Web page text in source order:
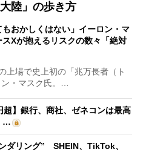
陸」の歩き方
もおかしくはない」イーロン・マ
スXが抱えるリスクの数々「絶対
場で史上初の「兆万長者（ト
・マスク氏。…
超】銀行、商社、ゼネコンは最高
…
ダリング” SHEIN、TikTok、